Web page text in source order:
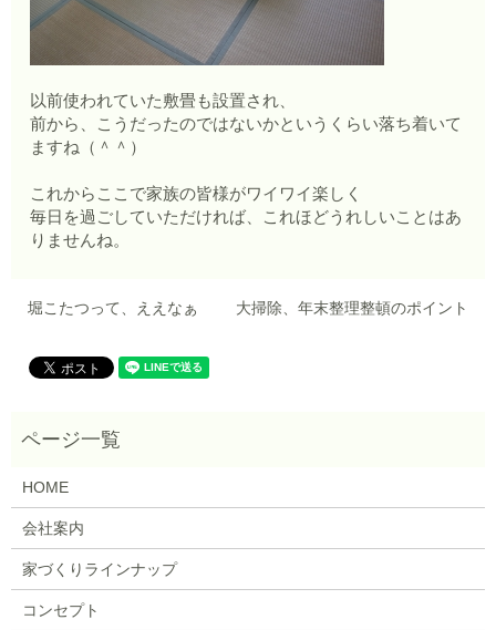
以前使われていた敷畳も設置され、
前から、こうだったのではないかというくらい落ち着いて
ますね（＾＾）
これからここで家族の皆様がワイワイ楽しく
毎日を過ごしていただければ、これほどうれしいことはあ
りませんね。
堀こたつって、ええなぁ 大掃除、年末整理整頓のポイント
HOME
会社案内
家づくりラインナップ
コンセプト